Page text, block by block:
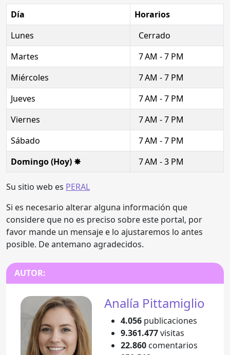
Día
Horarios
Lunes
Cerrado
Martes
7 AM - 7 PM
Miércoles
7 AM - 7 PM
Jueves
7 AM - 7 PM
Viernes
7 AM - 7 PM
Sábado
7 AM - 7 PM
Domingo (Hoy) ✸
7 AM - 3 PM
Su sitio web es PERAL
Si es necesario alterar alguna información que
considere que no es preciso sobre este portal, por
favor mande un mensaje e lo ajustaremos lo antes
posible. De antemano agradecidos.
AUTOR:
Analía Pittamiglio
4.056 publicaciones
9.361.477visitas
22.860 comentarios